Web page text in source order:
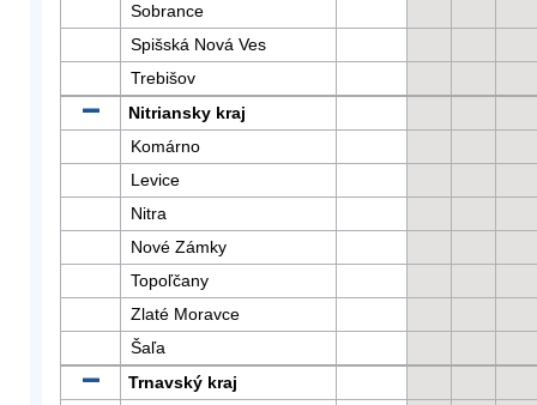
Sobrance
Spišská Nová Ves
Trebišov
Nitriansky kraj
Komárno
Levice
Nitra
Nové Zámky
Topoľčany
Zlaté Moravce
Šaľa
Trnavský kraj